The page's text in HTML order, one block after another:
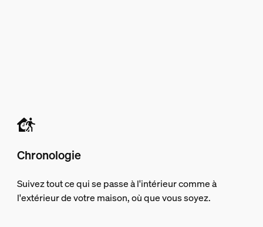
Chronologie
Suivez tout ce qui se passe à l'intérieur comme à
l'extérieur de votre maison, où que vous soyez.